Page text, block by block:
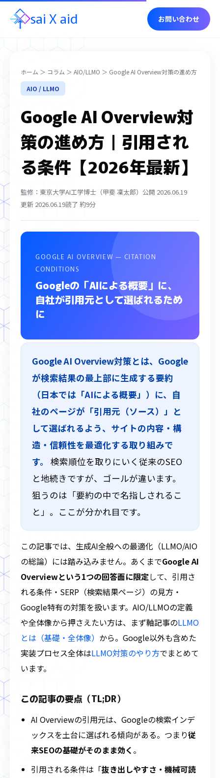
sai X aid お問い合わせ
ホーム ＞ コラム ＞ AIO/LLMO ＞ Google AI Overview対策の進め方
AIO / LLMO
Google AI Overview対
策の進め方｜引用され
る条件【2026年最新】
監修：東京大学AI工学博士（甲斐 凜太郎） 公開 2026.06.19
更新 2026.06.19読了 約9分
GOOGLE AI OVERVIEW — CITATION
CONDITIONS
Googleの「AIによる概要」に、
自社が引用元として選ばれるため
に
Google AI Overview対策とは、Google
が検索結果の最上部に生成する要約
（日本では「AIによる概要」）に、自
社のページが「引用元（ソース）」と
して選ばれるよう、サイトの内容・構
造・信頼性を最適化する取り組みで
す。 検索順位を取りにいく従来のSEO
と地続きですが、ゴールが違います。
狙うのは「要約の中で名指しされるこ
と」。ここが分かれ目です。
この記事では、生成AI全般への最適化（LLMO/AIO
の総論）には踏み込みません。あくまでGoogle AI
Overviewという1つの回答面に限定して、引用さ
れる条件・SERP（検索結果ページ）の見方・
Google特有の対策を扱います。AIO/LLMOの定義
や全体像から押さえたい方は、まず軸記事のLLMO
とは（基礎・全体像） から。Google以外も含めた
実装プロセス全体はLLMO対策のやり方でまとめて
います。
この記事の要点（TL;DR）
AI Overviewの引用元は、Googleの検索インデ
ックスを土台に選ばれる傾向がある。つまり従
来SEOの基礎がそのまま効く 。
引用される条件は「抜き出しやすさ・機械可読